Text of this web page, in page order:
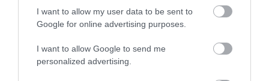
I want to allow my user data to be sent to
Google for online advertising purposes.
I want to allow Google to send me
personalized advertising.